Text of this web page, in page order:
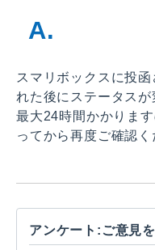
スマリボックスに投
れた後にステータスが
最大24時間かかりま
ってから再度ご確認く
アンケート:ご意見